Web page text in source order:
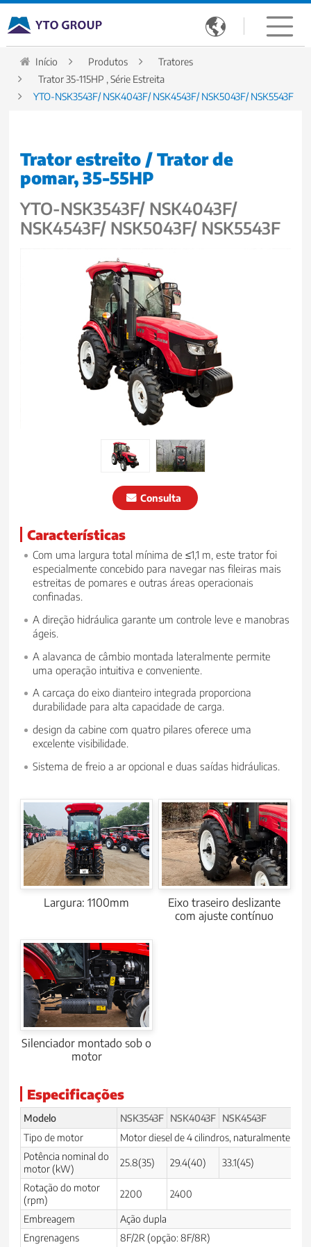

Início Produtos
Tratores
Trator 35-115HP , Série Estreita
YTO-NSK3543F/ NSK4043F/ NSK4543F/ NSK5043F/ NSK5543F
Trator estreito / Trator de
pomar, 35-55HP
YTO-NSK3543F/ NSK4043F/
NSK4543F/ NSK5043F/ NSK5543F
Consulta
Características
Com uma largura total mínima de ≤1,1 m, este trator foi
especialmente concebido para navegar nas fileiras mais
estreitas de pomares e outras áreas operacionais
confinadas.
A direção hidráulica garante um controle leve e manobras
ágeis.
A alavanca de câmbio montada lateralmente permite
uma operação intuitiva e conveniente.
A carcaça do eixo dianteiro integrada proporciona
durabilidade para alta capacidade de carga.
design da cabine com quatro pilares oferece uma
excelente visibilidade.
Sistema de freio a ar opcional e duas saídas hidráulicas.
Largura: 1100mm
Eixo traseiro deslizante
com ajuste contínuo
Silenciador montado sob o
motor
Especificações
Modelo NSK3543F NSK4043F NSK4543F
Tipo de motor
Motor diesel de 4 cilindros, naturalmente
Potência nominal do
motor (kW)
25.8(35) 29.4(40) 33.1(45)
Rotação do motor
(rpm)
2200 2400
Embreagem
Ação dupla
Engrenagens
8F/2R (opção: 8F/8R)